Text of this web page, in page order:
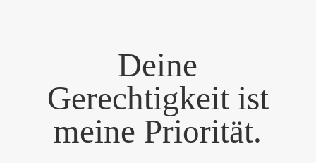
Deine
Gerechtigkeit ist
meine Priorität.